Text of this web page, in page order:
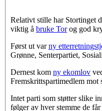
Relativt stille har Stortinget
viktig å bruke Torog god
Først ut varny
Grønne, Senterpartiet,
Dernest kom ny ekomlov
Fremskrittspartimedlem
Intet parti som støtter slike
følger av hver stemme de